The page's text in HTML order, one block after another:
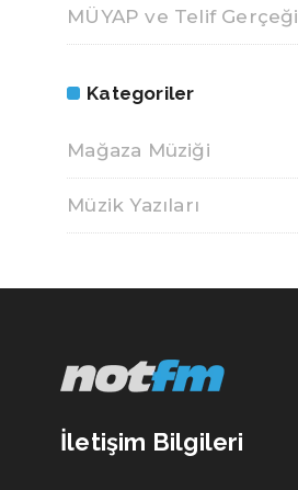
MÜYAP ve Telif Gerçeği
Kategoriler
Mağaza Müziği
Müzik Yazıları
İletişim Bilgileri